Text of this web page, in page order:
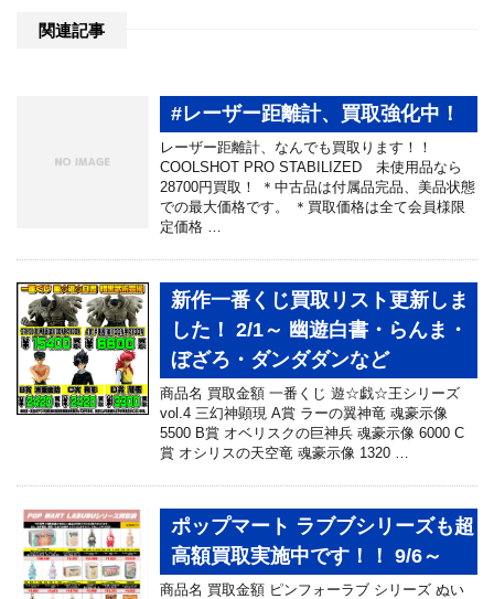
関連記事
#レーザー距離計、買取強化中！
レーザー距離計、なんでも買取ります！！
COOLSHOT PRO STABILIZED 未使用品なら
28700円買取！ ＊中古品は付属品完品、美品状態
での最大価格です。 ＊買取価格は全て会員様限
定価格 …
新作一番くじ買取リスト更新しま
した！ 2/1～ 幽遊白書・らんま・
ぼざろ・ダンダダンなど
商品名 買取金額 一番くじ 遊☆戯☆王シリーズ
vol.4 三幻神顕現 A賞 ラーの翼神竜 魂豪示像
5500 B賞 オベリスクの巨神兵 魂豪示像 6000 C
賞 オシリスの天空竜 魂豪示像 1320 …
ポップマート ラブブシリーズも超
高額買取実施中です！！ 9/6～
商品名 買取金額 ピンフォーラブ シリーズ ぬい